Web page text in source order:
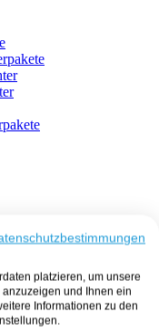
platzieren, um unsere
und Ihnen ein
Informationen zu den